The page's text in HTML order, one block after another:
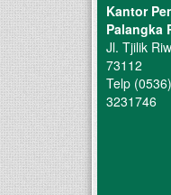
Kantor
Palangka
Jl. Tjilik
73112
Telp
3231746